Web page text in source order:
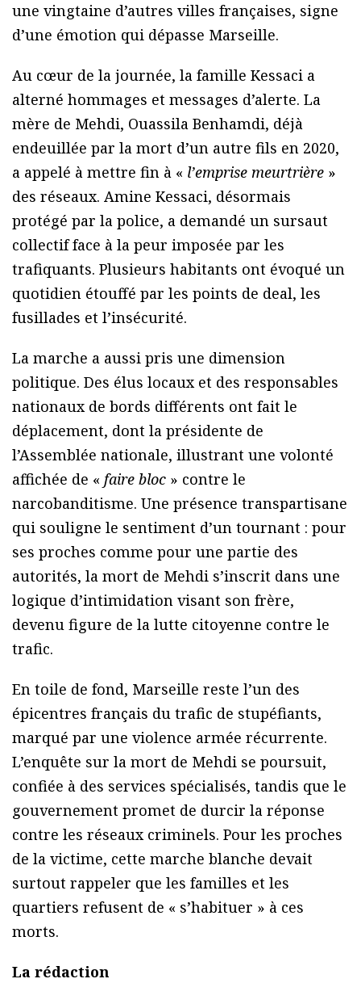
une vingtaine d’autres villes françaises, signe
d’une émotion qui dépasse Marseille.
Au cœur de la journée, la famille Kessaci a
alterné hommages et messages d’alerte. La
mère de Mehdi, Ouassila Benhamdi, déjà
endeuillée par la mort d’un autre fils en 2020,
a appelé à mettre fin à « l’emprise meurtrière »
des réseaux. Amine Kessaci, désormais
protégé par la police, a demandé un sursaut
collectif face à la peur imposée par les
trafiquants. Plusieurs habitants ont évoqué un
quotidien étouffé par les points de deal, les
fusillades et l’insécurité.
La marche a aussi pris une dimension
politique. Des élus locaux et des responsables
nationaux de bords différents ont fait le
déplacement, dont la présidente de
l’Assemblée nationale, illustrant une volonté
affichée de « faire bloc » contre le
narcobanditisme. Une présence transpartisane
qui souligne le sentiment d’un tournant : pour
ses proches comme pour une partie des
autorités, la mort de Mehdi s’inscrit dans une
logique d’intimidation visant son frère,
devenu figure de la lutte citoyenne contre le
trafic.
En toile de fond, Marseille reste l’un des
épicentres français du trafic de stupéfiants,
marqué par une violence armée récurrente.
L’enquête sur la mort de Mehdi se poursuit,
confiée à des services spécialisés, tandis que le
gouvernement promet de durcir la réponse
contre les réseaux criminels. Pour les proches
de la victime, cette marche blanche devait
surtout rappeler que les familles et les
quartiers refusent de « s’habituer » à ces
morts.
La rédaction